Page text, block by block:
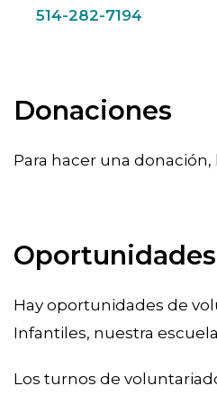
514-282-7194
Donaciones
Para hacer una donación,
Hay oportunidades de
Infantiles, nuestra
Los turnos de